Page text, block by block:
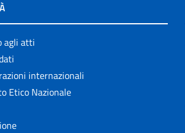
agli atti
internazionali
Etico Nazionale